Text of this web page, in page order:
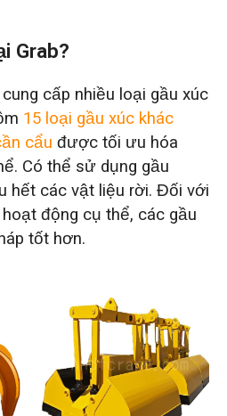
Grab?
cấp nhiều loại gầu xúc
15 loại gầu xúc khác
cẩu được tối ưu hóa
Có thể sử dụng gầu
hết các vật liệu rời. Đối với
động cụ thể, các gầu
tốt hơn.